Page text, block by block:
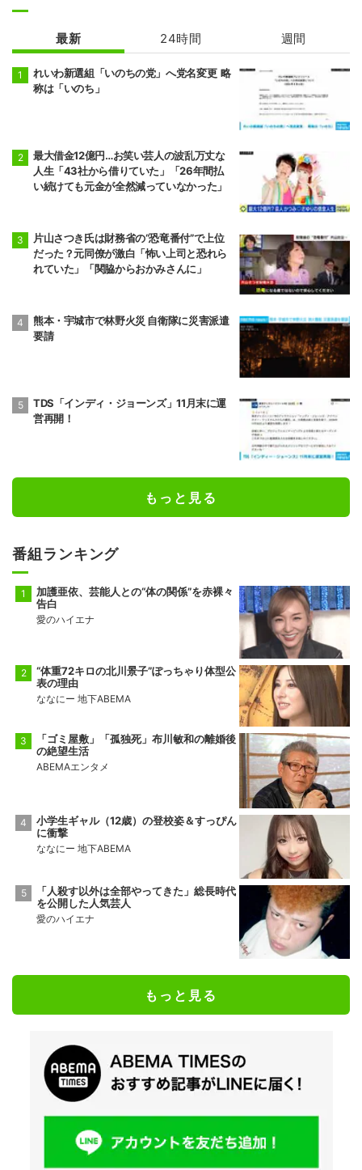
最新 24時間 週間
れいわ新選組「いのちの党」へ党名変更 略
称は「いのち」
最大借金12億円…お笑い芸人の波乱万丈な
人生「43社から借りていた」「26年間払
い続けても元金が全然減っていなかった」
片山さつき氏は財務省の“恐竜番付”で上位
だった？元同僚が激白「怖い上司と恐れら
れていた」「関脇からおかみさんに」
熊本・宇城市で林野火災 自衛隊に災害派遣
要請
TDS「インディ・ジョーンズ」11月末に運
営再開！
もっと見る
番組ランキング
加護亜依、芸能人との“体の関係”を赤裸々
告白
愛のハイエナ
“体重72キロの北川景子”ぽっちゃり体型公
表の理由
ななにー 地下ABEMA
「ゴミ屋敷」「孤独死」布川敏和の離婚後
の絶望生活
ABEMAエンタメ
小学生ギャル（12歳）の登校姿＆すっぴん
に衝撃
ななにー 地下ABEMA
「人殺す以外は全部やってきた」総長時代
を公開した人気芸人
愛のハイエナ
もっと見る